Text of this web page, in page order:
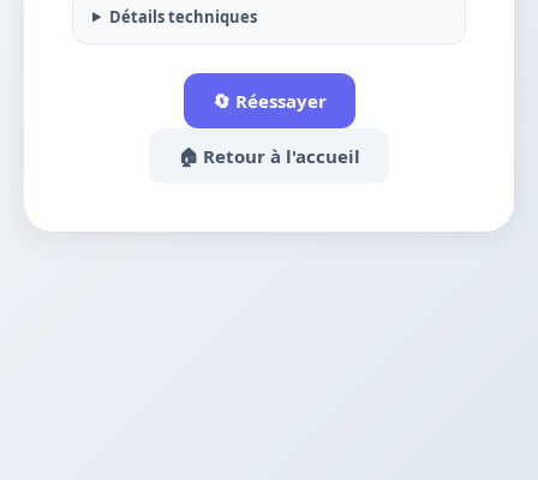
Détails techniques
🔄 Réessayer
🏠 Retour à l'accueil